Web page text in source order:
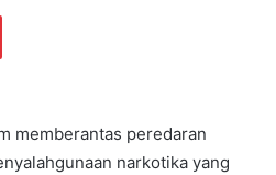
memberantas peredaran
narkotika yang